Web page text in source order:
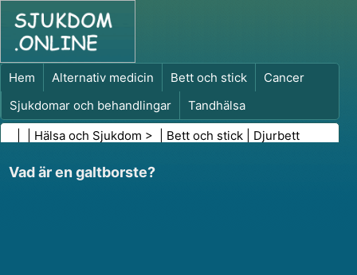
Hem Alternativ medicin Bett och stick
Cancer
Sjukdomar och behandlingar
Tandhälsa
Kost och näring
Familjehälsa
Hälsa och Sjukdom > | Bett och stick Djurbett
Vad är en galtborste?